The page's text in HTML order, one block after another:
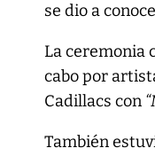
se dio a
La ceremonia
cabo por
Cadillacs con
También